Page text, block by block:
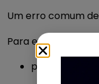
Um erro comum
Para expandir com
processos